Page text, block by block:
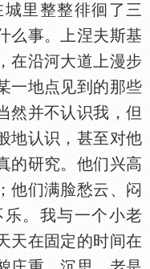
里整整徘徊了三
么事。上涅夫斯基
在沿河大道上漫步
一地点见到的那些
然并不认识我，但
地认识，甚至对他
的研究。他们兴高
他们满脸愁云、闷
。我与一个小老
天在固定的时间在